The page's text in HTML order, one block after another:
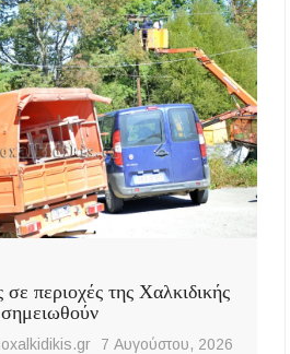
περιοχές της Χαλκιδικής
7 Αυγούστου, 2026